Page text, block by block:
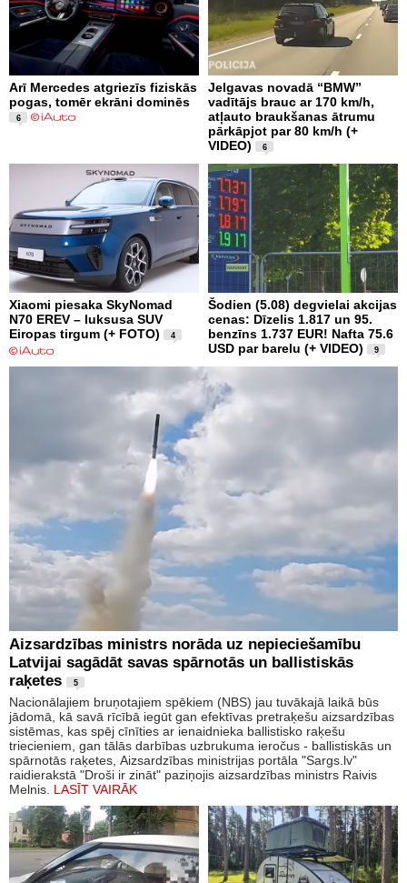
Arī Mercedes atgriezīs fiziskās
pogas, tomēr ekrāni dominēs
6
Jelgavas novadā “BMW”
vadītājs brauc ar 170 km/h,
atļauto braukšanas ātrumu
pārkāpjot par 80 km/h (+
VIDEO)
6
Xiaomi piesaka SkyNomad
N70 EREV – luksusa SUV
Eiropas tirgum (+ FOTO)
4
Šodien (5.08) degvielai akcijas
cenas: Dīzelis 1.817 un 95.
benzīns 1.737 EUR! Nafta 75.6
USD par barelu (+ VIDEO)
9
Aizsardzības ministrs norāda uz nepieciešamību
Latvijai sagādāt savas spārnotās un ballistiskās
raķetes
5
Nacionālajiem bruņotajiem spēkiem (NBS) jau tuvākajā laikā būs
jādomā, kā savā rīcībā iegūt gan efektīvas pretraķešu aizsardzības
sistēmas, kas spēj cīnīties ar ienaidnieka ballistisko raķešu
triecieniem, gan tālās darbības uzbrukuma ieročus - ballistiskās un
spārnotās raķetes, Aizsardzības ministrijas portāla "Sargs.lv"
raidierakstā "Droši ir zināt" paziņojis aizsardzības ministrs Raivis
Melnis. LASĪT VAIRĀK